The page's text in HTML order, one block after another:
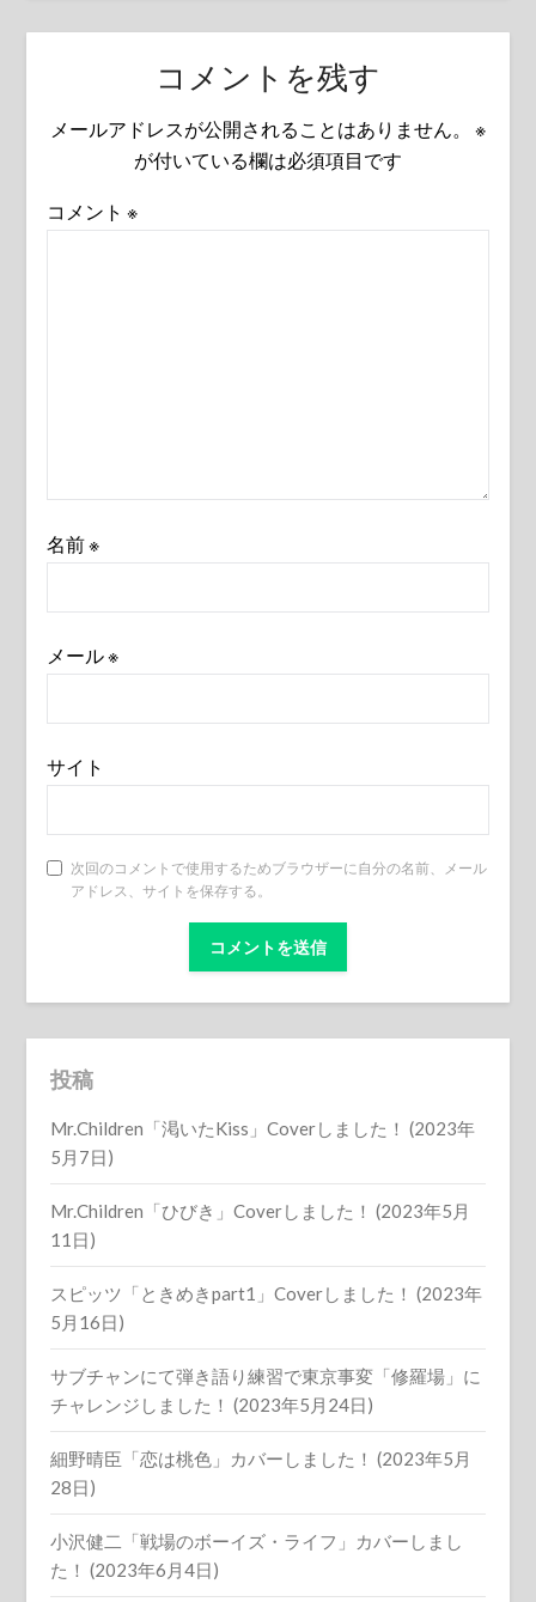
コメントを残す
メールアドレスが公開されることはありません。
※
が付いている欄は必須項目です
コメント ※
名前※
メール※
サイト
次回のコメントで使用するためブラウザーに自分の名前、メール
アドレス、サイトを保存する。
投稿
Mr.Children「渇いたKiss」Coverしました！ (2023年
5月7日)
Mr.Children「ひびき」Coverしました！ (2023年5月
11日)
スピッツ「ときめきpart1」Coverしました！ (2023年
5月16日)
サブチャンにて弾き語り練習で東京事変「修羅場」に
チャレンジしました！ (2023年5月24日)
細野晴臣「恋は桃色」カバーしました！ (2023年5月
28日)
小沢健二「戦場のボーイズ・ライフ」カバーしまし
た！ (2023年6月4日)